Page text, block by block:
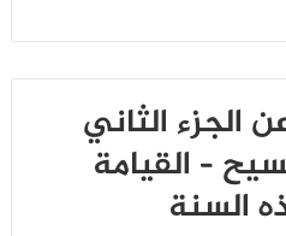
الجزء الثاني
– القيامة
السنة